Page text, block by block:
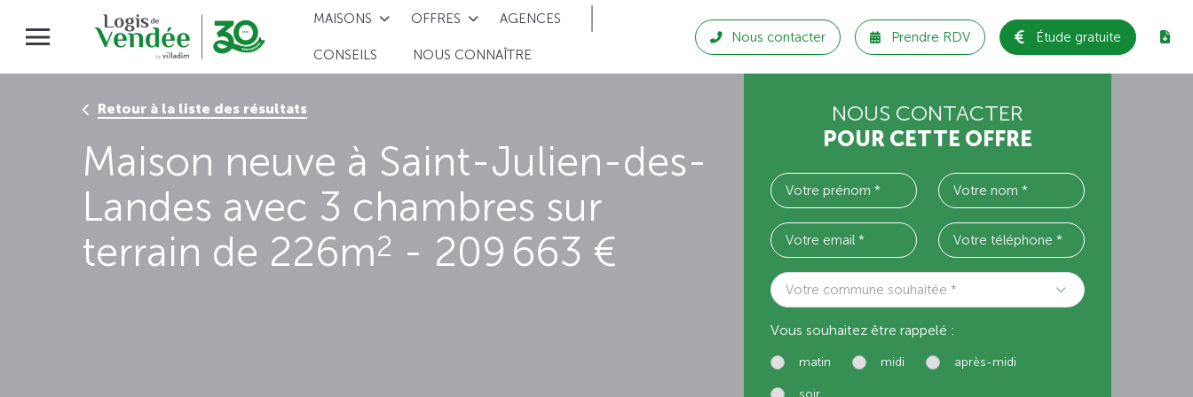
MAISONS OFFRES AGENCES
CONSEILS NOUS CONNAÎTRE
Nous contacter Prendre RDV Étude gratuite
Retour à la liste des résultats
Maison neuve à Saint-Julien-des-
Landes avec 3 chambres sur
terrain de 226m2 - 209 663 €
NOUS CONTACTER
POUR CETTE OFFRE
Votre commune souhaitée *
Vous souhaitez être rappelé :
matin midi après-midi